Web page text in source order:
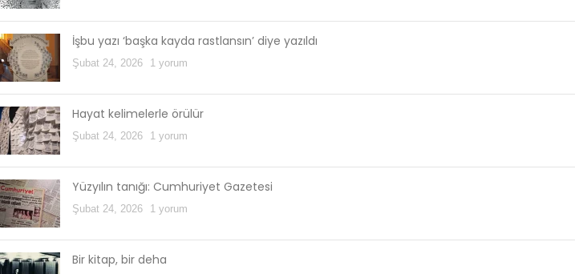
İşbu yazı ‘başka kayda rastlansın’ diye yazıldı
Şubat 24, 2026 1 yorum
Hayat kelimelerle örülür
Şubat 24, 2026 1 yorum
Yüzyılın tanığı: Cumhuriyet Gazetesi
Şubat 24, 2026 1 yorum
Bir kitap, bir deha